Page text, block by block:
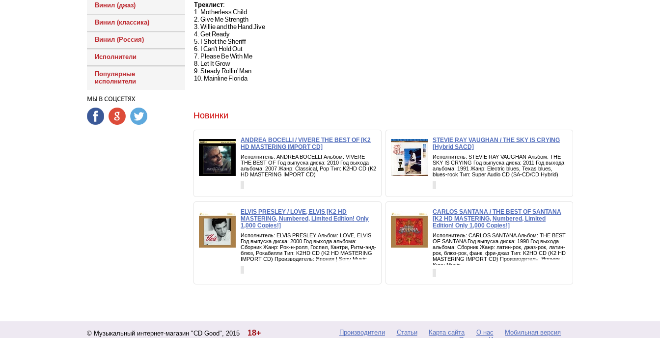
Винил (джаз)
Винил (классика)
Винил (Россия)
Исполнители
Популярные
исполнители
МЫ В СОЦСЕТЯХ
Треклист:
1. Motherless Child
2. Give Me Strength
3. Willie and the Hand Jive
4. Get Ready
5. I Shot the Sheriff
6. I Can't Hold Out
7. Please Be With Me
8. Let It Grow
9. Steady Rollin' Man
10. Mainline Florida
Новинки
ANDREA BOCELLI / VIVERE THE BEST OF [K2
HD MASTERING IMPORT CD]
Исполнитель: ANDREA BOCELLI Альбом: VIVERE
THE BEST OF Год выпуска диска: 2010 Год выхода
альбома: 2007 Жанр: Classical, Pop Тип: K2HD CD (K2
HD MASTERING IMPORT CD)
STEVIE RAY VAUGHAN / THE SKY IS CRYING
[Hybrid SACD]
Исполнитель: STEVIE RAY VAUGHAN Альбом: THE
SKY IS CRYING Год выпуска диска: 2011 Год выхода
альбома: 1991 Жанр: Electric blues, Texas blues,
blues-rock Тип: Super Audio CD (SA-CD/CD Hybrid)
ELVIS PRESLEY / LOVE, ELVIS [K2 HD
MASTERING, Numbered, Limited Edition! Only
1,000 Copies!]
Исполнитель: ELVIS PRESLEY Альбом: LOVE, ELVIS
Год выпуска диска: 2000 Год выхода альбома:
Сборник Жанр: Рок-н-ролл, Госпел, Кантри, Ритм-энд-
блюз, Рокабилли Тип: K2HD CD (K2 HD MASTERING
IMPORT CD) Производитель: Япония | Sony Music
CARLOS SANTANA / THE BEST OF SANTANA
[K2 HD MASTERING, Numbered, Limited
Edition! Only 1,000 Copies!]
Исполнитель: CARLOS SANTANA Альбом: THE BEST
OF SANTANA Год выпуска диска: 1998 Год выхода
альбома: Сборник Жанр: латин-рок, джаз-рок, латин-
рок, блюз-рок, фанк, фри-джаз Тип: K2HD CD (K2 HD
MASTERING IMPORT CD) Производитель: Япония |
Sony Music
© Музыкальный интернет-магазин "CD Good", 2015 18+ Производители Статьи Карта сайта О нас
Мобильная версия